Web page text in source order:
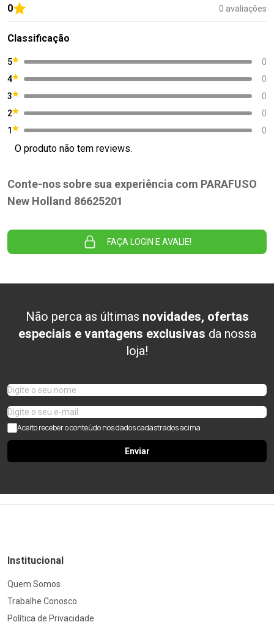
0 0 avaliações
Classificação
5
0
4
0
3
0
2
0
1
0
O produto não tem reviews.
Conte-nos sobre sua experiência com PARAFUSO
New Holland 86625201
FAÇA LOGIN E AVALIE!
Não perca as últimas novidades, ofertas
especiais e vantagens exclusivas da nossa
loja!
Aceito receber o conteúdo nos dados cadastrados acima
Enviar
Institucional
Quem Somos
Trabalhe Conosco
Política de Privacidade